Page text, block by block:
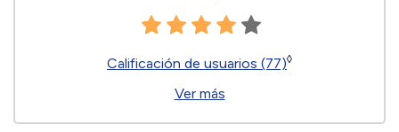
Calificación de usuarios (77)◊
Ver más